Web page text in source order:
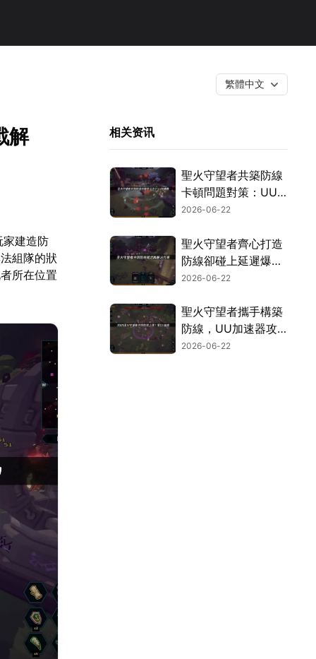
繁體中文
解
家建造防
組隊的狀
所在位置
相关资讯
聖火守望者共築防線
卡頓問題對策：UU
加速器帶來順暢連線
2026-06-22
聖火守望者齊心打造
防線卻碰上延遲爆
表？一個絕招就能擺
2026-06-22
聖火守望者攜手構築
防線，UU加速器攻
略正式登場！
2026-06-22